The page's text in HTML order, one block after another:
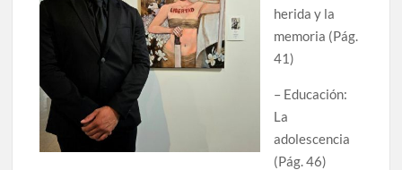
herida y la
memoria (Pág.
41)
– Educación:
La
adolescencia
(Pág. 46)